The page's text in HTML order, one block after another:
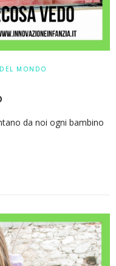
MONDO
da noi ogni bambino